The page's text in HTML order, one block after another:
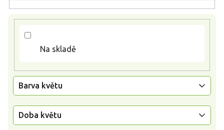
Na skladě
Barva květu
Doba květu
u